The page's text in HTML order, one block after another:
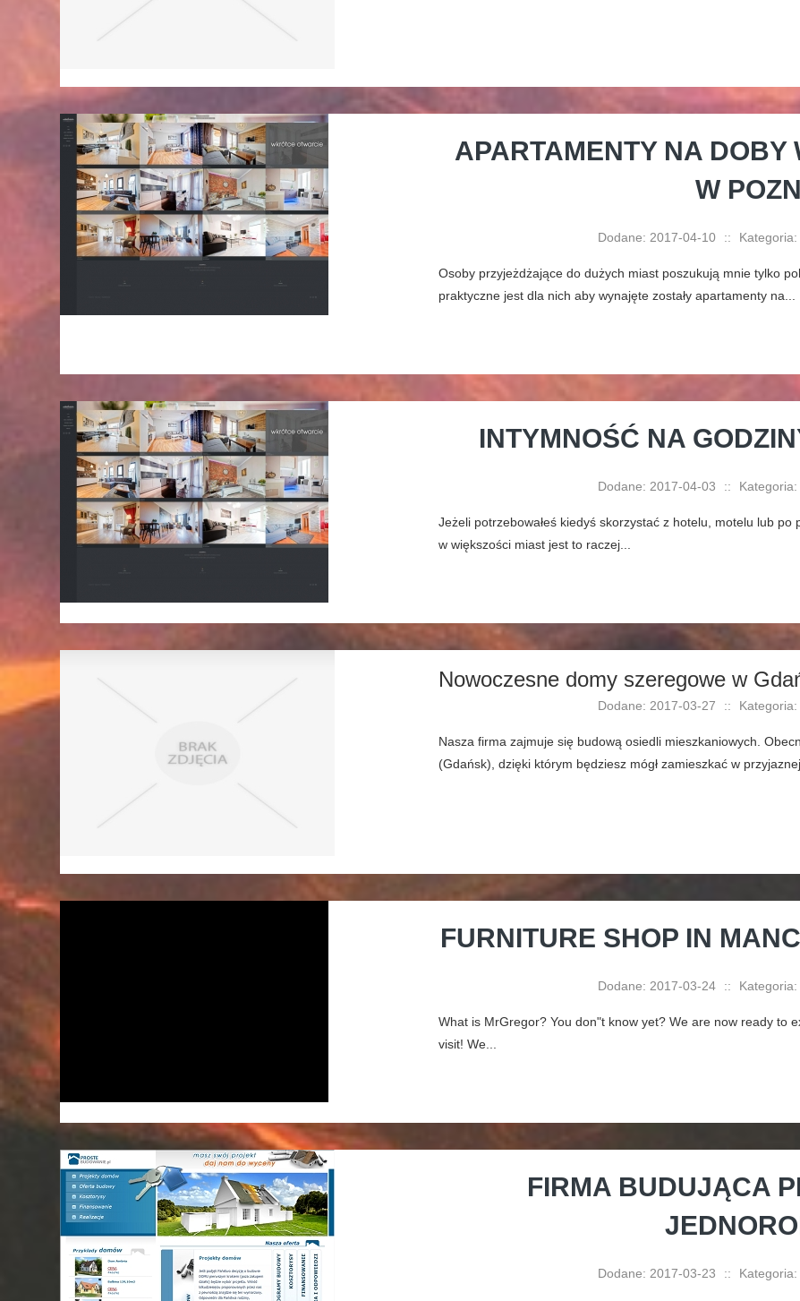
APARTAMENTY NA
W
Dodane: 2017-04-10 ::
Osoby przyjeżdżające do dużych miast poszukują mnie tylko
praktyczne jest dla nich aby wynajęte zostały apartamenty na...
INTYMNOŚĆ NA
Dodane: 2017-04-03 ::
Jeżeli potrzebowałeś kiedyś skorzystać z hotelu, motelu lub
w większości miast jest to raczej...
Nowoczesne domy szeregowe w
Dodane: 2017-03-27 ::
Nasza firma zajmuje się budową osiedli mieszkaniowych.
(Gdańsk), dzięki którym będziesz mógł zamieszkać w przyjaznej
FURNITURE SHOP IN
Dodane: 2017-03-24 ::
What is MrGregor? You don"t know yet? We are now ready to
visit! We...
FIRMA BUDUJĄCA
Dodane: 2017-03-23 ::